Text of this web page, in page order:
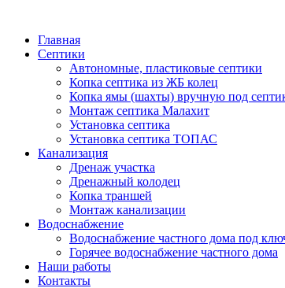
основному
содержанию
Главная
Септики
Автономные, пластиковые септики
Копка септика из ЖБ колец
Копка ямы (шахты) вручную под
Монтаж септика Малахит
Установка септика
Установка септика ТОПАС
Канализация
Дренаж участка
Дренажный колодец
Копка траншей
Монтаж канализации
Водоснабжение
Водоснабжение частного дома под
Горячее водоснабжение частного дома
Наши работы
Контакты